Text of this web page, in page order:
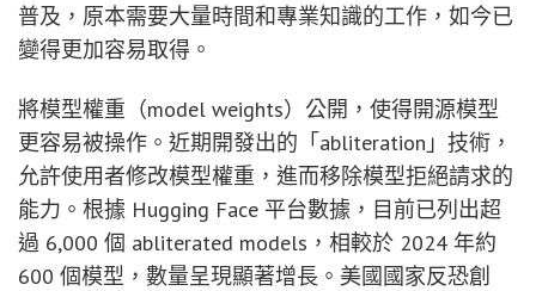
普及，原本需要大量時間和專業知識的工作，如今已
變得更加容易取得。
將模型權重（model weights）公開，使得開源模型
更容易被操作。近期開發出的「abliteration」技術，
允許使用者修改模型權重，進而移除模型拒絕請求的
能力。根據 Hugging Face 平台數據，目前已列出超
過 6,000 個 abliterated models，相較於 2024 年約
600 個模型，數量呈現顯著增長。美國國家反恐創